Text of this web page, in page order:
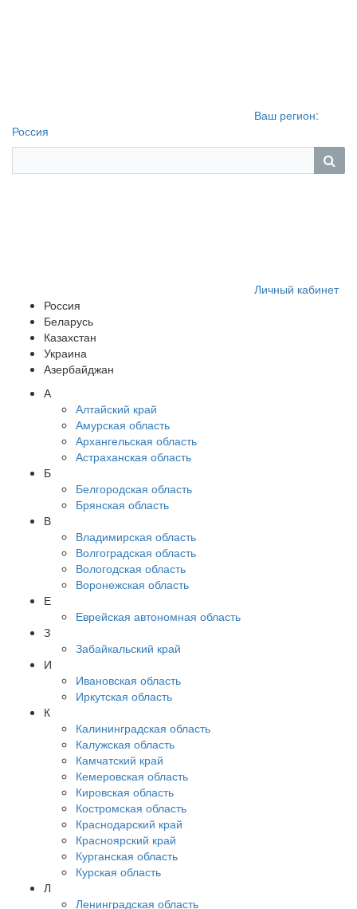
Ваш регион:
Россия
Личный кабинет
Россия
Беларусь
Казахстан
Украина
Азербайджан
А
Алтайский край
Амурская область
Архангельская область
Астраханская область
Б
Белгородская область
Брянская область
В
Владимирская область
Волгоградская область
Вологодская область
Воронежская область
Е
Еврейская автономная область
З
Забайкальский край
И
Ивановская область
Иркутская область
К
Калининградская область
Калужская область
Камчатский край
Кемеровская область
Кировская область
Костромская область
Краснодарский край
Красноярский край
Курганская область
Курская область
Л
Ленинградская область